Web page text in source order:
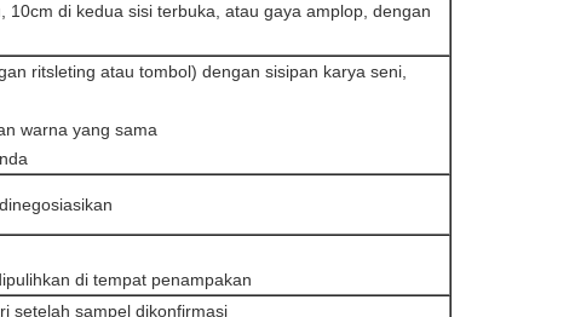
10cm di kedua sisi terbuka, atau gaya amplop, dengan
ritsleting atau tombol) dengan sisipan karya seni,
warna yang sama
di tempat penampakan
setelah sampel dikonfirmasi